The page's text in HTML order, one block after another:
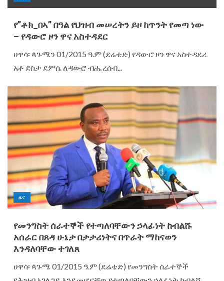
የ”ቶክ_በኣ” በዓል የህዝብ መሠረትን ይዞ ከጥንት የመጣ ነው
– የዳውሮ ዞን ዋና አስተዳደር
ሀዋሳ፡ ጳጉሜን 01/2015 ዓ.ም (ደሬቴድ) የዳውሮ ዞን ዋና አስተዳደሪ
አቶ ደስታ ደምሴ ለዳውሮ ብሔረሰብ...
ዜና
የመንግስት ሰራተኞች የተጣለባቸውን ኃላፊነት ከብልሹ
አሰራር በጸዳ ሁኔታ በታታሪነትና በጥራት ማከናወን
እንዳለባቸው ተገለጸ
ሀዋሳ፡ ጳጉሜ 01/2015 ዓ.ም (ደሬቴድ) የመንግስት ሰራተኞች